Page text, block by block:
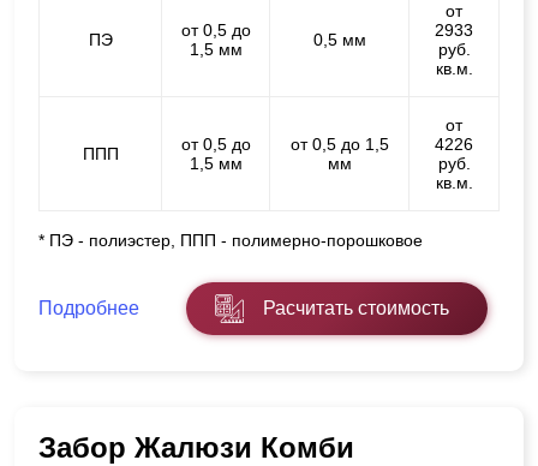
ПЭ
от 0,5 до
1,5 мм
0,5 мм
от
2933
руб.
кв.м.
ППП
от 0,5 до
1,5 мм
от 0,5 до 1,5
мм
от
4226
руб.
кв.м.
* ПЭ - полиэстер, ППП - полимерно-порошковое
Подробнее Расчитать стоимость
Забор Жалюзи Комби